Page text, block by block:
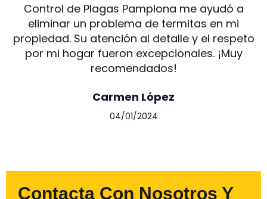
Control de Plagas Pamplona me ayudó a
eliminar un problema de termitas en mi
propiedad. Su atención al detalle y el respeto
por mi hogar fueron excepcionales. ¡Muy
recomendados!
Carmen López
04/01/2024
Contacta Con Nosotros Y